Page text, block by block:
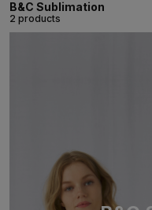
B&C Sublimation
2 products